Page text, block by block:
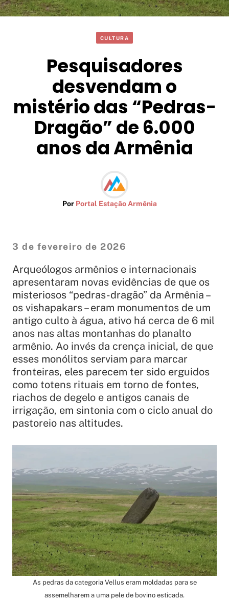
CULTURA
Pesquisadores
desvendam o
mistério das “Pedras-
Dragão” de 6.000
anos da Armênia
Por Portal Estação Armênia
3 de fevereiro de 2026
Arqueólogos armênios e internacionais
apresentaram novas evidências de que os
misteriosos “pedras-dragão” da Armênia –
os vishapakars – eram monumentos de um
antigo culto à água, ativo há cerca de 6 mil
anos nas altas montanhas do planalto
armênio. Ao invés da crença inicial, de que
esses monólitos serviam para marcar
fronteiras, eles parecem ter sido erguidos
como totens rituais em torno de fontes,
riachos de degelo e antigos canais de
irrigação, em sintonia com o ciclo anual do
pastoreio nas altitudes.
As pedras da categoria Vellus eram moldadas para se
assemelharem a uma pele de bovino esticada.